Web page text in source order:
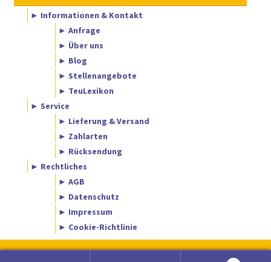
► Informationen & Kontakt
► Anfrage
► Über uns
► Blog
► Stellenangebote
► TeuLexikon
► Service
► Lieferung & Versand
► Zahlarten
► Rücksendung
► Rechtliches
► AGB
► Datenschutz
► Impressum
► Cookie-Richtlinie